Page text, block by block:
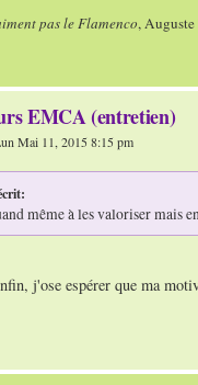
pas le Flamenco, Auguste
EMCA (entretien)
Mai 11, 2015 8:15 pm
même à les valoriser mais
j'ose espérer que ma